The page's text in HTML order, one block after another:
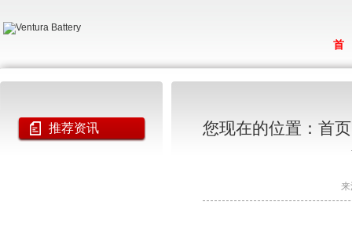
首
推荐资讯 您现在的位置： 首页
来